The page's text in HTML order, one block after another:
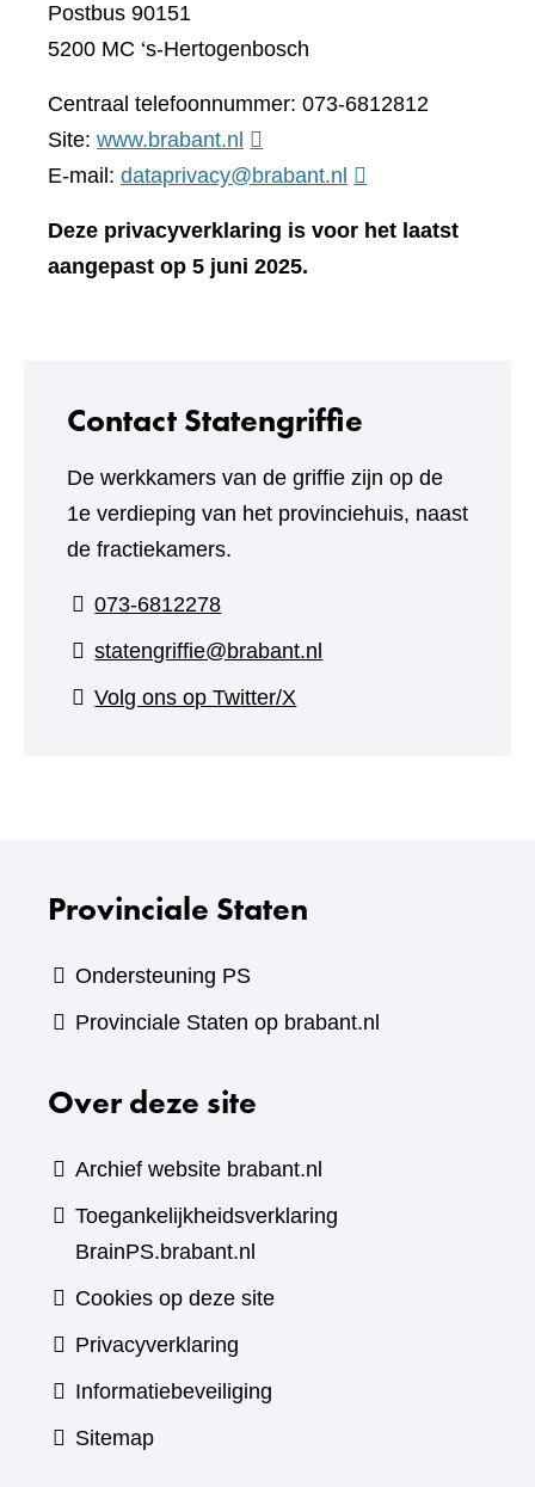
Postbus 90151
5200 MC ‘s-Hertogenbosch
Centraal telefoonnummer: 073-6812812
Site: www.brabant.nl (verwijst
naar
andere
E-mail: dataprivacy@brabant.nl
Deze privacyverklaring is voor het laatst
aangepast op 5 juni 2025.
Contact Statengriffie
De werkkamers van de griffie zijn op de
1e verdieping van het provinciehuis, naast
de fractiekamers.
073-6812278
statengriffie@brabant.nl
Volg ons op Twitter/X
Provinciale Staten
Ondersteuning PS
Provinciale Staten op brabant.nl
Over deze site
Archief website brabant.nl
Toegankelijkheidsverklaring
BrainPS.brabant.nl
Cookies op deze site
Privacyverklaring
Informatiebeveiliging
Sitemap